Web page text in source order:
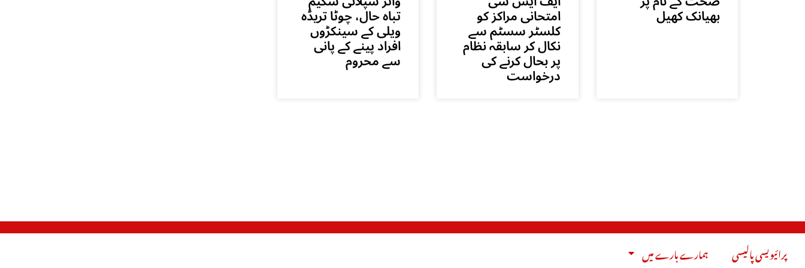
بھیانک کھیل امتحانی مراکز کو
کلسٹر سسٹم سے
نکال کر سابقہ نظام
پر بحال کرنے کی
درخواست
تباہ حال، چوٹا تریڈہ
ویلی کے سینکڑوں
افراد پینے کے پانی
سے محروم
پرائیویسی پالیسی ہمارے بارے میں